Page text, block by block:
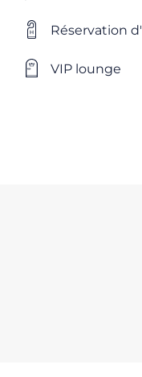
Réservation
VIP lounge